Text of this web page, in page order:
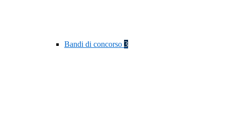
Bandi di concorso 3